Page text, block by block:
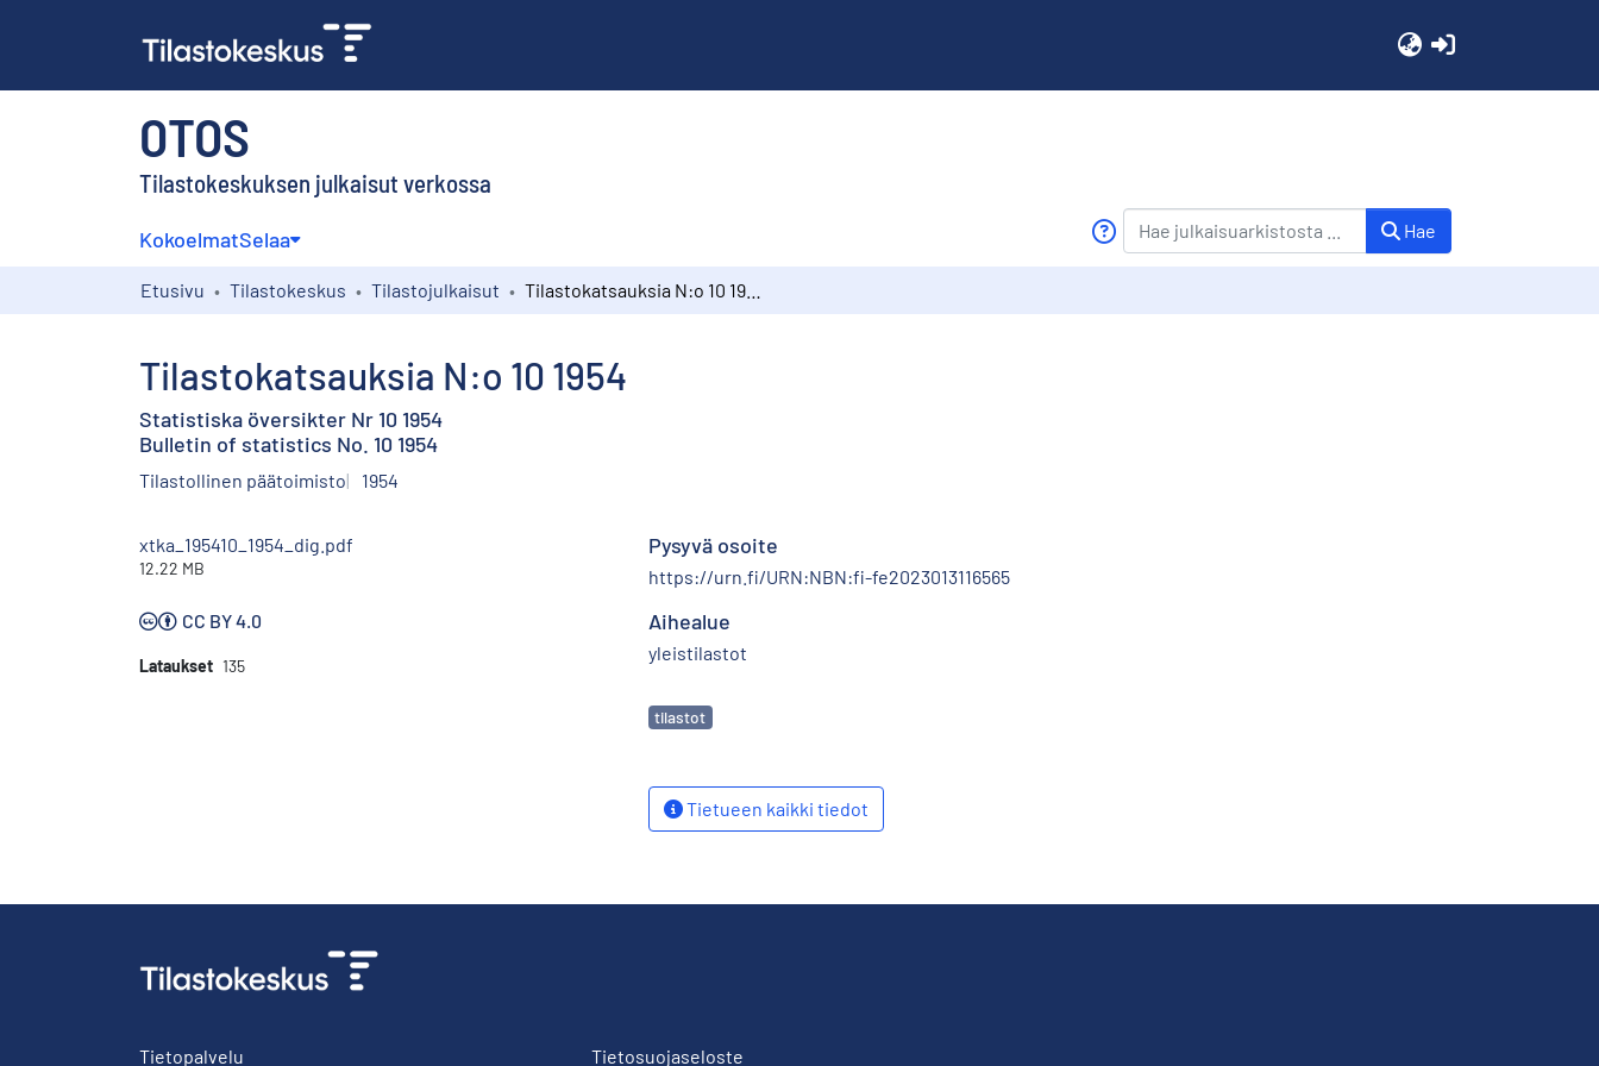
OTOS
Tilastokeskuksen julkaisut verkossa
KokoelmatSelaa Hae
Etusivu Tilastokeskus Tilastojulkaisut
Tilastokatsauksia N:o 10 1954
Statistiska översikter Nr 10 1954
Bulletin of statistics No. 10 1954
Tilastollinen päätoimisto 1954
xtka_195410_1954_dig.pdf
12.22 MB
CC BY 4.0
Lataukset 135
Pysyvä osoite
https://urn.fi/URN:NBN:fi-fe2023013116565
Aihealue
yleistilastot
Avainsanat
tilastot
Tietueen kaikki tiedot
Tietopalvelu Tietosuojaseloste